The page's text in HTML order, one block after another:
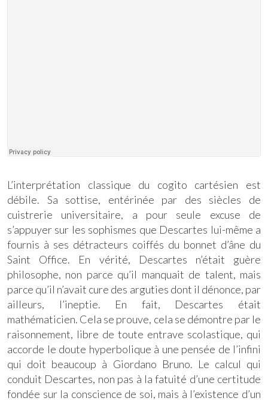
L’interprétation classique du cogito cartésien est
débile. Sa sottise, entérinée par des siècles de
cuistrerie universitaire, a pour seule excuse de
s’appuyer sur les sophismes que Descartes lui-même a
fournis à ses détracteurs coiffés du bonnet d’âne du
Saint Office. En vérité, Descartes n’était guère
philosophe, non parce qu’il manquait de talent, mais
parce qu’il n’avait cure des arguties dont il dénonce, par
ailleurs, l’ineptie. En fait, Descartes était
mathématicien. Cela se prouve, cela se démontre par le
raisonnement, libre de toute entrave scolastique, qui
accorde le doute hyperbolique à une pensée de l’infini
qui doit beaucoup à Giordano Bruno. Le calcul qui
conduit Descartes, non pas à la fatuité d’une certitude
fondée sur la conscience de soi, mais à l’existence d’un